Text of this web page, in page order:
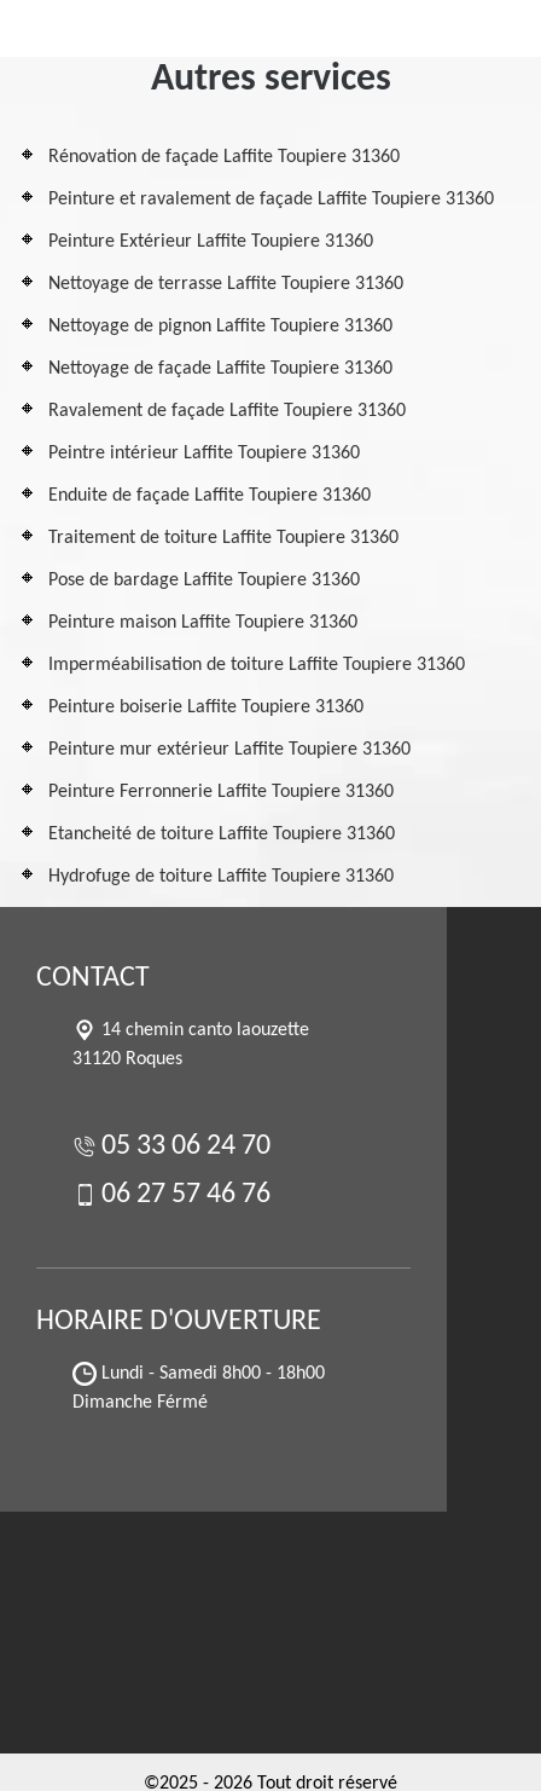
Autres services
Rénovation de façade Laffite Toupiere 31360
Peinture et ravalement de façade Laffite Toupiere 31360
Peinture Extérieur Laffite Toupiere 31360
Nettoyage de terrasse Laffite Toupiere 31360
Nettoyage de pignon Laffite Toupiere 31360
Nettoyage de façade Laffite Toupiere 31360
Ravalement de façade Laffite Toupiere 31360
Peintre intérieur Laffite Toupiere 31360
Enduite de façade Laffite Toupiere 31360
Traitement de toiture Laffite Toupiere 31360
Pose de bardage Laffite Toupiere 31360
Peinture maison Laffite Toupiere 31360
Imperméabilisation de toiture Laffite Toupiere 31360
Peinture boiserie Laffite Toupiere 31360
Peinture mur extérieur Laffite Toupiere 31360
Peinture Ferronnerie Laffite Toupiere 31360
Etancheité de toiture Laffite Toupiere 31360
Hydrofuge de toiture Laffite Toupiere 31360
CONTACT
14 chemin canto laouzette
31120 Roques
05 33 06 24 70
06 27 57 46 76
HORAIRE D'OUVERTURE
Lundi - Samedi 8h00 - 18h00
Dimanche Férmé
©2025 - 2026 Tout droit réservé